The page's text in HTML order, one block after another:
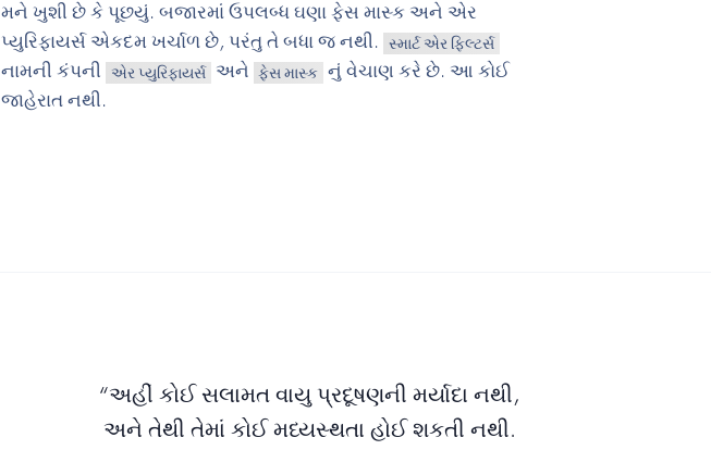
મને ખુશી છે કે પૂછયું. બજારમાં ઉપલબ્ધ ઘણા ફેસ માસ્ક અને એર
પ્યુરિફાયર્સ એકદમ ખર્ચાળ છે, પરંતુ તે બધા જ નથી.
સ્માર્ટ એર ફિલ્ટર્સ
નામની કંપની એર પ્યુરિફાયર્સ અને ફેસ માસ્ક નું વેચાણ કરે છે. આ કોઈ
જાહેરાત નથી.
“અહીં કોઈ સલામત વાયુ પ્રદૂષણની મર્યાદા નથી,
અને તેથી તેમાં કોઈ મધ્યસ્થતા હોઈ શકતી નથી.